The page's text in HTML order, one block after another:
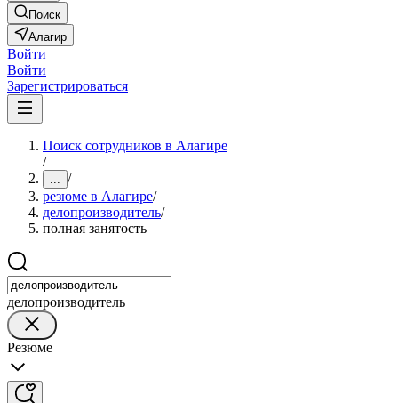
Поиск
Алагир
Войти
Войти
Зарегистрироваться
Поиск сотрудников в Алагире
/
... /
резюме в Алагире/
делопроизводитель/
полная занятость
делопроизводитель
Резюме